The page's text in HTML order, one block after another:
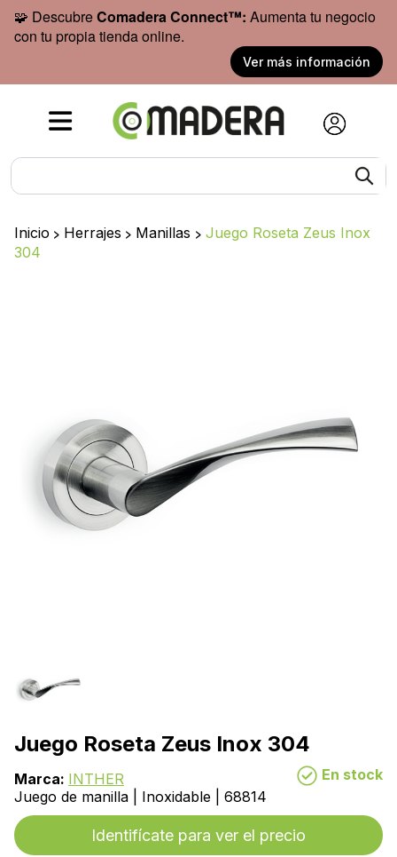
🧩 DescubreComadera Connect™: Aumenta tu negocio
con tu propia tienda online.
Ver más información
Inicio > Herrajes > Manillas > Juego Roseta Zeus Inox
304
Juego Roseta Zeus Inox 304
Marca: INTHER
En stock
Juego de manilla | Inoxidable | 68814
Identifícate para ver el precio